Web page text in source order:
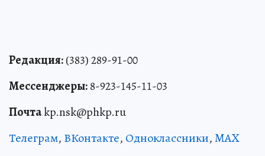
Редакция:(383) 289-91-00
Мессенджеры:8-923-145-11-03
Почтаkp.nsk@phkp.ru
Телеграм, ВКонтакте, Одноклассники,MAX